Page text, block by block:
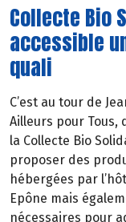
Collecte Bio
accessible
quali
C’est au tour de
Ailleurs pour
la Collecte Bio
proposer des
hébergées par
Epône mais
nécessaires pour